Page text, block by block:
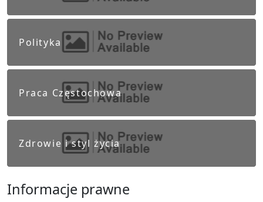
Polityka
Praca Częstochowa
Zdrowie i styl życia
Informacje prawne